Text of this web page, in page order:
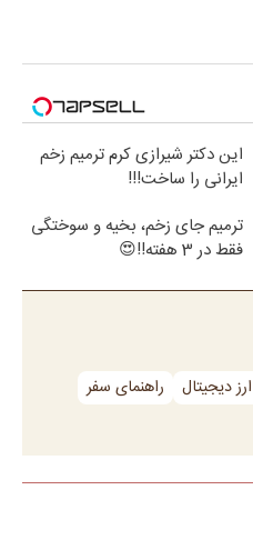
این دکتر شیرازی کرم ترمیم زخم
ایرانی را ساخت!!!
ترمیم جای زخم، بخیه و سوختگی
فقط در 3 هفته!!😍
دیجیتال
راهنمای سفر